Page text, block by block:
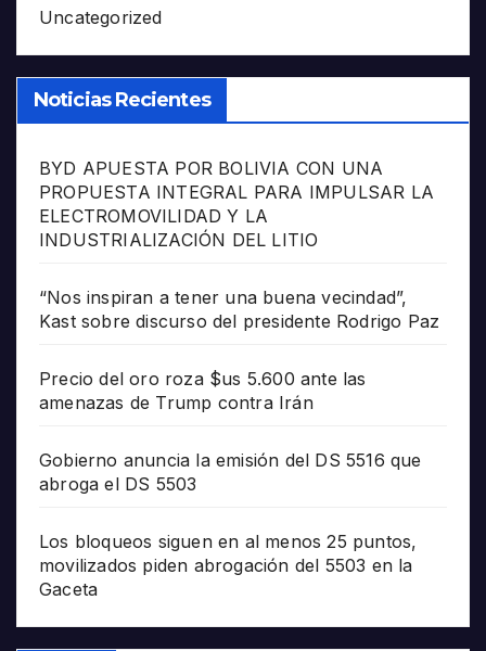
Uncategorized
Noticias Recientes
BYD APUESTA POR BOLIVIA CON UNA
PROPUESTA INTEGRAL PARA IMPULSAR LA
ELECTROMOVILIDAD Y LA
INDUSTRIALIZACIÓN DEL LITIO
“Nos inspiran a tener una buena vecindad”,
Kast sobre discurso del presidente Rodrigo Paz
Precio del oro roza $us 5.600 ante las
amenazas de Trump contra Irán
Gobierno anuncia la emisión del DS 5516 que
abroga el DS 5503
Los bloqueos siguen en al menos 25 puntos,
movilizados piden abrogación del 5503 en la
Gaceta